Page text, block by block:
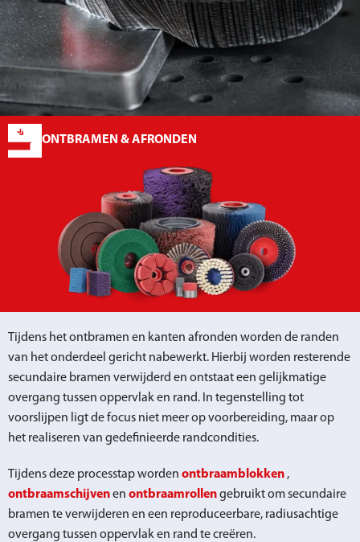
ONTBRAMEN & AFRONDEN
Tijdens het ontbramen en kanten afronden worden de randen
van het onderdeel gericht nabewerkt. Hierbij worden resterende
secundaire bramen verwijderd en ontstaat een gelijkmatige
overgang tussen oppervlak en rand. In tegenstelling tot
voorslijpen ligt de focus niet meer op voorbereiding, maar op
het realiseren van gedefinieerde randcondities.
Tijdens deze processtap worden ontbraamblokken ,
ontbraamschijvenen ontbraamrollengebruikt om secundaire
bramen te verwijderen en een reproduceerbare, radiusachtige
overgang tussen oppervlak en rand te creëren.